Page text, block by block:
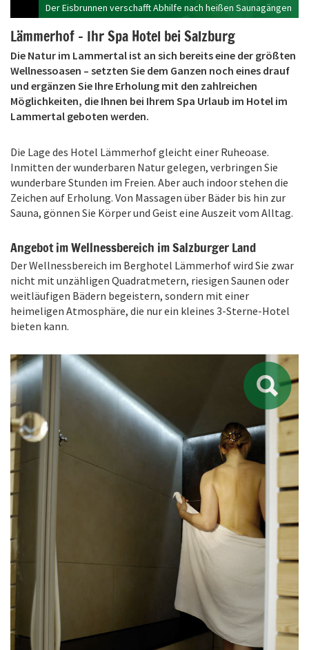
Der Eisbrunnen verschafft Abhilfe nach heißen Saunagängen
Lämmerhof - Ihr Spa Hotel bei Salzburg
Die Natur im Lammertal ist an sich bereits eine der größten
Wellnessoasen – setzten Sie dem Ganzen noch eines drauf
und ergänzen Sie Ihre Erholung mit den zahlreichen
Möglichkeiten, die Ihnen bei Ihrem Spa Urlaub im Hotel im
Lammertal geboten werden.
Die Lage des Hotel Lämmerhof gleicht einer Ruheoase.
Inmitten der wunderbaren Natur gelegen, verbringen Sie
wunderbare Stunden im Freien. Aber auch indoor stehen die
Zeichen auf Erholung. Von Massagen über Bäder bis hin zur
Sauna, gönnen Sie Körper und Geist eine Auszeit vom Alltag.
Angebot im Wellnessbereich im Salzburger Land
Der Wellnessbereich im Berghotel Lämmerhof wird Sie zwar
nicht mit unzähligen Quadratmetern, riesigen Saunen oder
weitläufigen Bädern begeistern, sondern mit einer
heimeligen Atmosphäre, die nur ein kleines 3-Sterne-Hotel
bieten kann.